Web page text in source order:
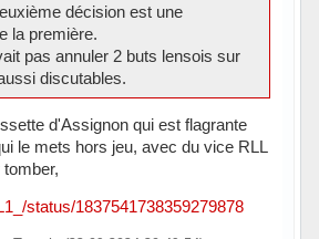
décision est une
la première.
pas annuler 2 buts lensois sur
discutables.
d'Assignon qui est flagrante
le mets hors jeu, avec du vice RLL
status/1837541738359279878